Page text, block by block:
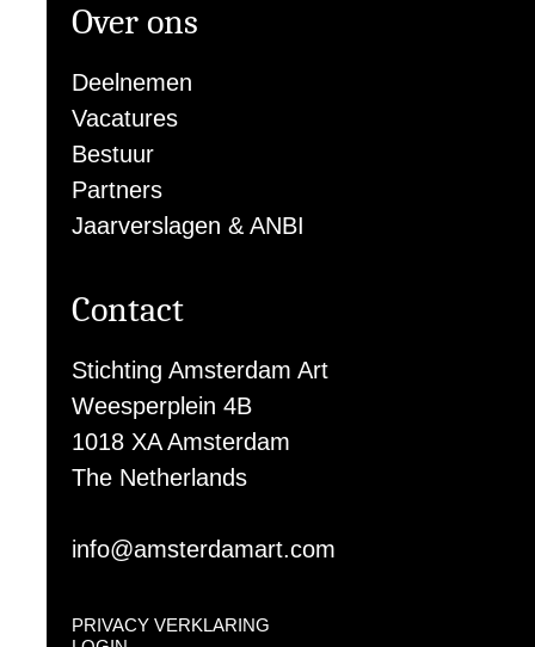
Over ons
Deelnemen
Vacatures
Bestuur
Partners
Jaarverslagen & ANBI
Contact
Stichting Amsterdam Art
Weesperplein 4B
1018 XA Amsterdam
The Netherlands
info@amsterdamart.com
PRIVACY VERKLARING